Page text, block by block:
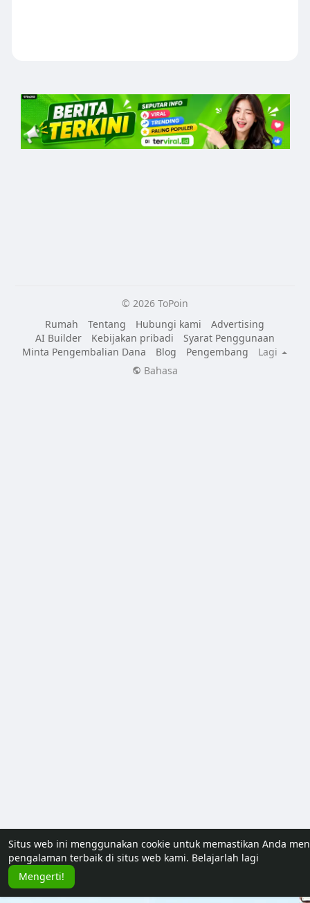
Situs web ini menggunakan cookie untuk memastikan Anda
pengalaman terbaik di situs web kami. Belajarlah lagi
Mengerti!
© 2026 ToPoin
Rumah
Tentang Hubungi kami
Advertising
AI Builder
Kebijakan pribadi
Syarat Penggunaan
Minta Pengembalian Dana
Blog Pengembang
Lagi
Bahasa